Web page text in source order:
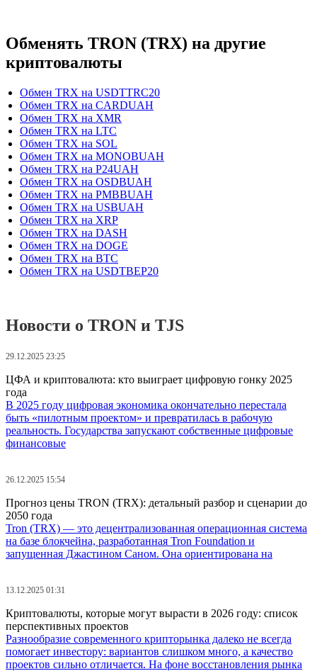
Обменять TRON (TRX) на другие
криптовалюты
Обмен TRX на USDTTRC20
Обмен TRX на CARDUAH
Обмен TRX на XMR
Обмен TRX на LTC
Обмен TRX на SOL
Обмен TRX на MONOBUAH
Обмен TRX на P24UAH
Обмен TRX на OSDBUAH
Обмен TRX на PMBBUAH
Обмен TRX на USBUAH
Обмен TRX на XRP
Обмен TRX на DASH
Обмен TRX на DOGE
Обмен TRX на BTC
Обмен TRX на USDTBEP20
Новости о TRON и TJS
29.12.2025 23:25
ЦФА и криптовалюта: кто выиграет цифровую гонку 2025
года
В 2025 году цифровая экономика окончательно перестала
быть «пилотным проектом» и превратилась в рабочую
реальность. Государства запускают собственные цифровые
финансовые
26.12.2025 15:54
Прогноз цены TRON (TRX): детальный разбор и сценарии до
2050 года
Tron (TRX) — это децентрализованная операционная система
на базе блокчейна, разработанная Tron Foundation и
запущенная Джастином Саном. Она ориентирована на
13.12.2025 01:31
Криптовалюты, которые могут вырасти в 2026 году: список
перспективных проектов
Разнообразие современного крипторынка далеко не всегда
помогает инвестору: вариантов слишком много, а качество
проектов сильно отличается. На фоне восстановления рынка